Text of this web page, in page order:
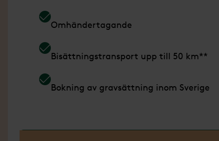
Omhändertagande
Bisättningstransport upp till 50 km**
Bokning av gravsättning inom Sverige